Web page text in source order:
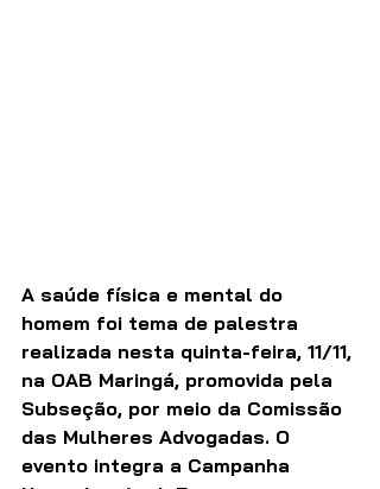
A saúde física e mental do
homem foi tema de palestra
realizada nesta quinta-feira, 11/11,
na OAB Maringá, promovida pela
Subseção, por meio da Comissão
das Mulheres Advogadas. O
evento integra a Campanha